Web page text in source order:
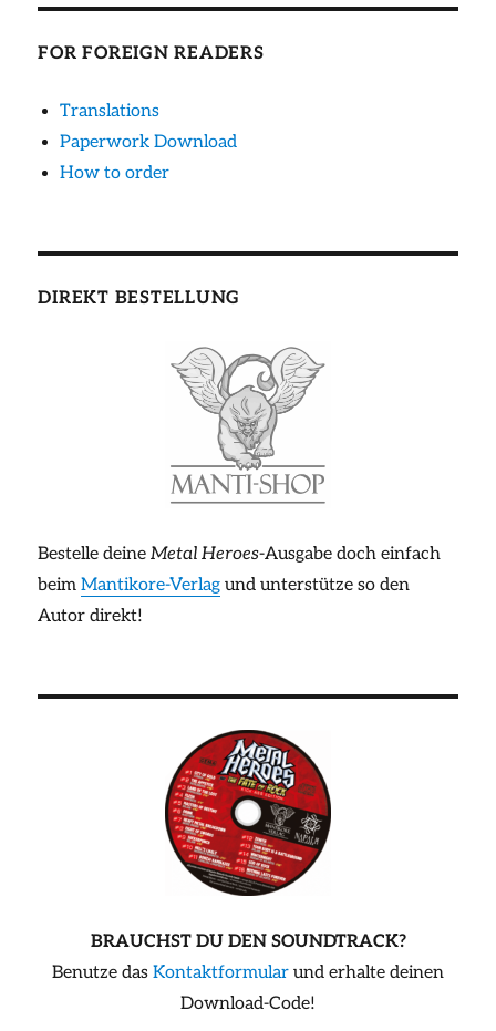
FOR FOREIGN READERS
Translations
Paperwork Download
How to order
DIREKT BESTELLUNG
Bestelle deineMetal Heroes-Ausgabe doch einfach
beimMantikore-Verlag und unterstütze so den
Autor direkt!
BRAUCHST DU DEN SOUNDTRACK?
Benutze das Kontaktformular und erhalte deinen
Download-Code!